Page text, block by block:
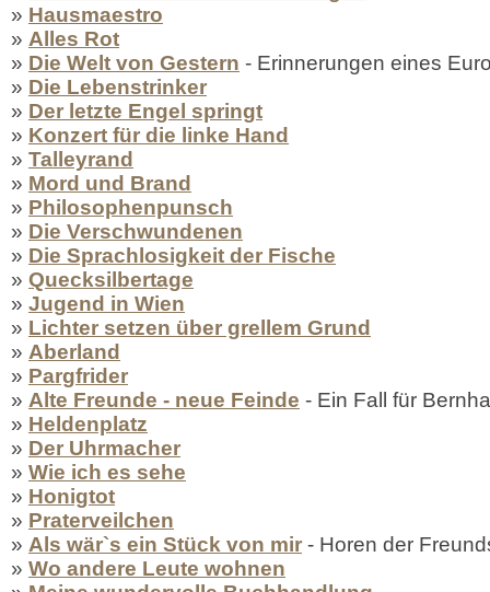
» Hausmaestro
» Alles Rot
» Die Welt von Gestern - Erinnerungen eines
» Die Lebenstrinker
» Der letzte Engel springt
» Konzert für die linke Hand
» Talleyrand
» Mord und Brand
» Philosophenpunsch
» Die Verschwundenen
» Die Sprachlosigkeit der Fische
» Quecksilbertage
» Jugend in Wien
» Lichter setzen über grellem Grund
» Aberland
» Pargfrider
» Alte Freunde - neue Feinde - Ein Fall für
» Heldenplatz
» Der Uhrmacher
» Wie ich es sehe
» Honigtot
» Praterveilchen
» Als wär`s ein Stück von mir - Horen der
» Wo andere Leute wohnen